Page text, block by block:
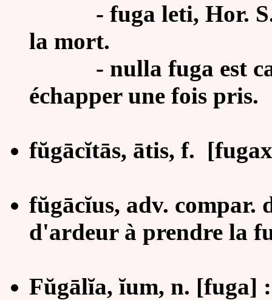
- fuga leti, Hor. S.
la mort.
- nulla fuga est
échapper une fois pris.
fŭgācĭtās, ātis, f.
fŭgācĭus, adv. compar.
d'ardeur à prendre la
Fŭgālĭa, ĭum, n. [fuga]